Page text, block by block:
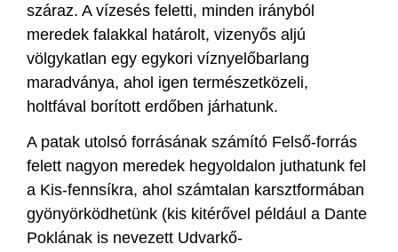
száraz. A vízesés feletti, minden irányból
meredek falakkal határolt, vizenyős aljú
völgykatlan egy egykori víznyelőbarlang
maradványa, ahol igen természetközeli,
holtfával borított erdőben járhatunk.
A patak utolsó forrásának számító Felső-forrás
felett nagyon meredek hegyoldalon juthatunk fel
a Kis-fennsíkra, ahol számtalan karsztformában
gyönyörködhetünk (kis kitérővel például a Dante
Poklának is nevezett Udvarkő-